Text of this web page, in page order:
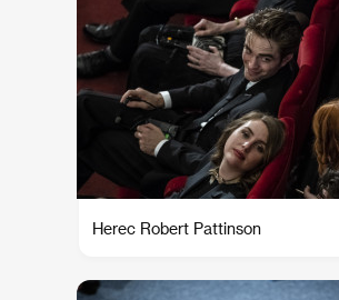
Herec Robert Pattinson